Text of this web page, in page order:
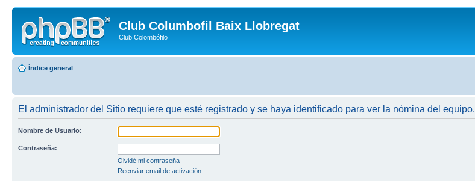
Club Columbofil Baix Llobregat
Club Colombófilo
Índice general
El administrador del Sitio requiere que esté registrado y se haya identificado para ver la nómina del equipo.
Nombre de Usuario:
Contraseña:
Olvidé mi contraseña
Reenviar email de activación